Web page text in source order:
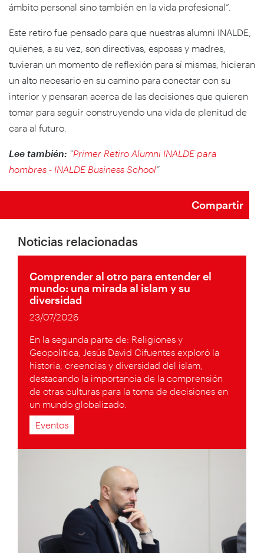
ámbito personal sino también en la vida profesional”.
Este retiro fue pensado para que nuestras alumni INALDE,
quienes, a su vez, son directivas, esposas y madres,
tuvieran un momento de reflexión para sí mismas, hicieran
un alto necesario en su camino para conectar con su
interior y pensaran acerca de las decisiones que quieren
tomar para seguir construyendo una vida de plenitud de
cara al futuro.
Lee también: “Primer Retiro Alumni INALDE para
hombres - INALDE Business School”
Compartir
Noticias relacionadas
Comprender al otro para entender el
mundo: una mirada al islam y su
diversidad
23/07/2026
En la segunda parte de: Religiones y
Geopolítica, Jesús David Cifuentes exploró la
historia, creencias y diversidad del islam,
destacando la importancia de la comprensión
de otras culturas para la toma de decisiones en
un mundo globalizado.
Eventos